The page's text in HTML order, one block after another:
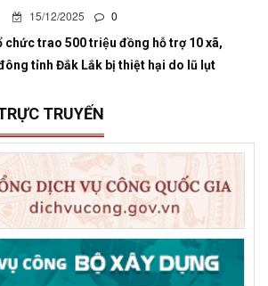
15/12/2025 0
chức trao 500 triệu đồng hỗ trợ 10 xã,
tỉnh Đắk Lắk bị thiệt hại do lũ lụt
TRUYẾN